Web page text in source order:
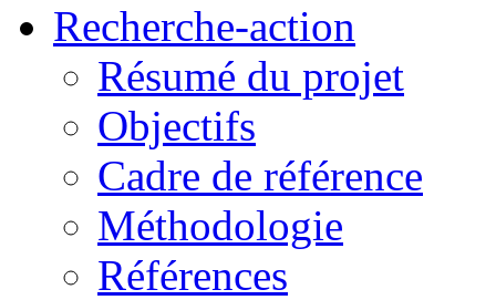
Recherche-action
Résumé du projet
Objectifs
Cadre de référence
Méthodologie
Références